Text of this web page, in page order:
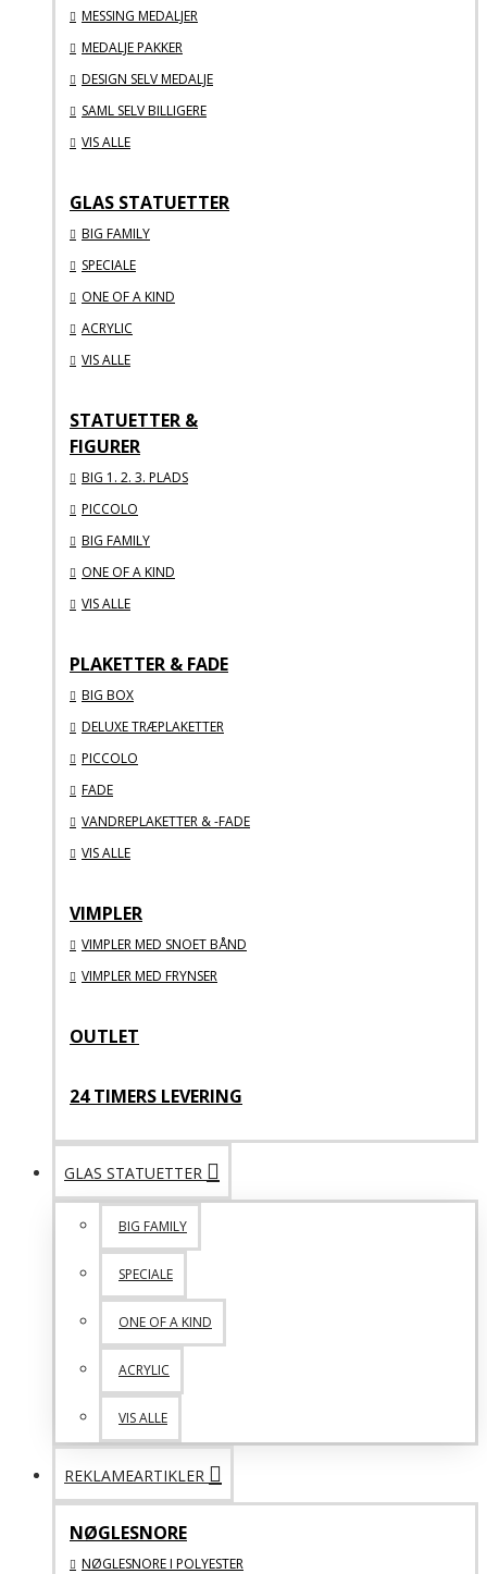
MESSING MEDALJER
MEDALJE PAKKER
DESIGN SELV MEDALJE
SAML SELV BILLIGERE
VIS ALLE
GLAS STATUETTER
BIG FAMILY
SPECIALE
ONE OF A KIND
ACRYLIC
VIS ALLE
STATUETTER &
FIGURER
BIG 1. 2. 3. PLADS
PICCOLO
BIG FAMILY
ONE OF A KIND
VIS ALLE
PLAKETTER & FADE
BIG BOX
DELUXE TRÆPLAKETTER
PICCOLO
FADE
VANDREPLAKETTER & -FADE
VIS ALLE
VIMPLER
VIMPLER MED SNOET BÅND
VIMPLER MED FRYNSER
OUTLET
24 TIMERS LEVERING
GLAS STATUETTER
BIG FAMILY
SPECIALE
ONE OF A KIND
ACRYLIC
VIS ALLE
REKLAMEARTIKLER
NØGLESNORE
NØGLESNORE I POLYESTER